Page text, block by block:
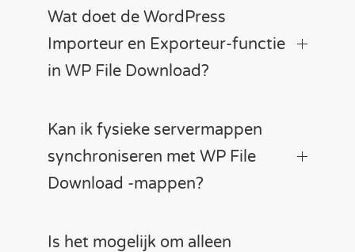
Wat doet de WordPress
Importeur en Exporteur-functie
in WP File Download?
Kan ik fysieke servermappen
synchroniseren met WP File
Download -mappen?
Is het mogelijk om alleen